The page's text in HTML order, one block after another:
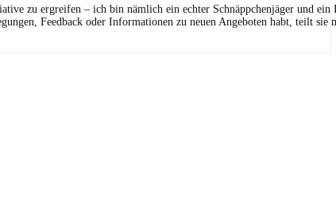
zu ergreifen – ich bin nämlich ein echter Schnäppchenjäger und ein
Feedback oder Informationen zu neuen Angeboten habt, teilt